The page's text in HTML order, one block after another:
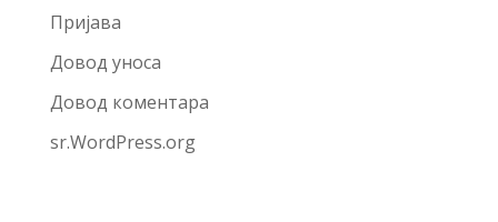
Пријава
Довод уноса
Довод коментара
sr.WordPress.org